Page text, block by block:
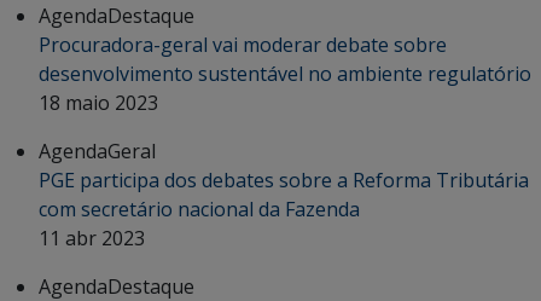
AgendaDestaque
Procuradora-geral vai moderar debate sobre
desenvolvimento sustentável no ambiente regulatório
18 maio 2023
AgendaGeral
PGE participa dos debates sobre a Reforma Tributária
com secretário nacional da Fazenda
11 abr 2023
AgendaDestaque